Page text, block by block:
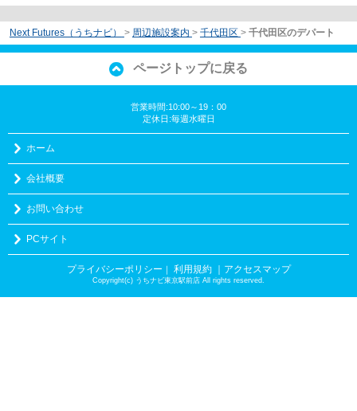
Next Futures（うちナビ） > 周辺施設案内 > 千代田区 > 千代田区のデパート
ページトップに戻る
営業時間:10:00～19：00
定休日:毎週水曜日
ホーム
会社概要
お問い合わせ
PCサイト
プライバシーポリシー ｜ 利用規約 ｜アクセスマップ
Copyright(c) うちナビ東京駅前店 All rights reserved.